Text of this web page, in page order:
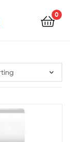
0